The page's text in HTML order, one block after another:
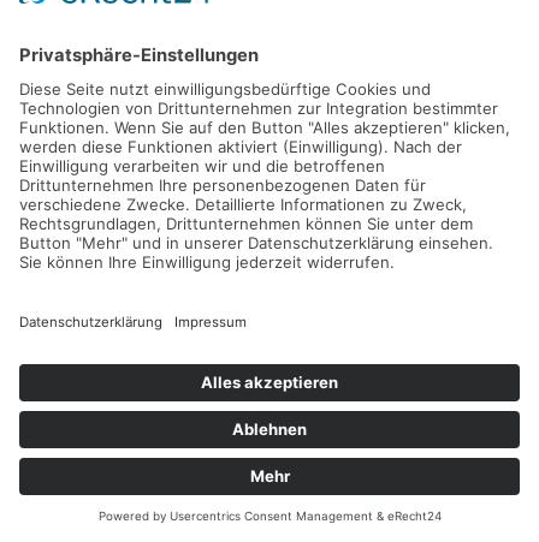
Rabac
05.09.2026 - 25.10.2026
Weiterlesen...
World Tennis Masters Tour MT100 Turnier